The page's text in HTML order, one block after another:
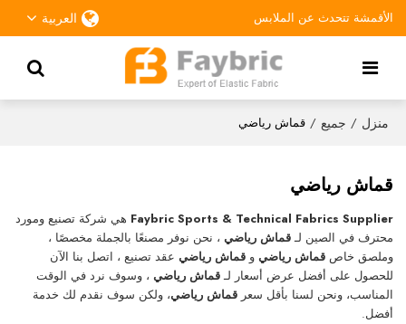
الأقمشة تتحدث عن الملابس العربية
منزل / جميع / قماش رياضي
قماش رياضي
Faybric Sports & Technical Fabrics Supplier هي شركة تصنيع ومورد
محترف في الصين لـقماش رياضي ، نحن نوفر مصنعًا بالجملة مخصصًا ،
وملصق خاصقماش رياضي وقماش رياضي عقد تصنيع ، اتصل بنا الآن
للحصول على أفضل عرض أسعار لـقماش رياضي ، وسوف نرد في الوقت
المناسب، ونحن لسنا بأقل سعرقماش رياضي، ولكن سوف نقدم لك خدمة
أفضل.